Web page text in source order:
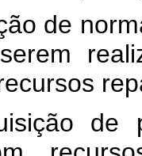
de
de